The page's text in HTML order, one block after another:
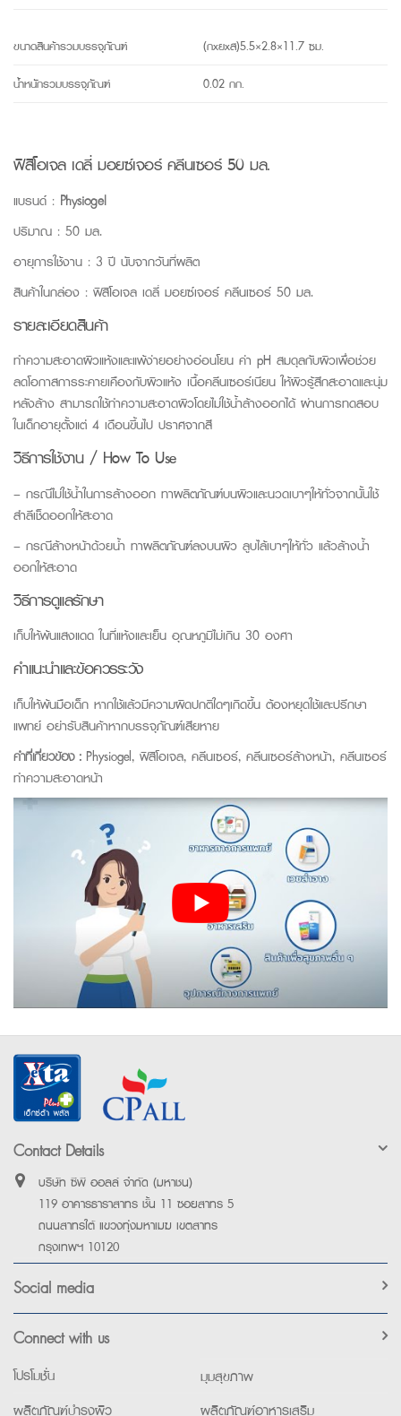
ขนาดสินค้ารวมบรรจุภัณฑ์
(กxยxส)5.5×2.8×11.7 ซม.
น้ำหนักรวมบรรจุภัณฑ์
0.02 กก.
ฟิสิโอเจล เดลี่ มอยซ์เจอร์ คลีนเซอร์ 50 มล.
แบรนด์ : Physiogel
ปริมาณ : 50 มล.
อายุการใช้งาน : 3 ปี นับจากวันที่ผลิต
สินค้าในกล่อง : ฟิสิโอเจล เดลี่ มอยซ์เจอร์ คลีนเซอร์ 50 มล.
รายละเอียดสินค้า
ทำความสะอาดผิวแห้งและแพ้ง่ายอย่างอ่อนโยน ค่า pH สมดุลกับผิวเพื่อช่วย
ลดโอกาสการระคายเคืองกับผิวแห้ง เนื้อคลีนเซอร์เนียน ให้ผิวรู้สึกสะอาดและนุ่ม
หลังล้าง สามารถใช้ทำความสะอาดผิวโดยไม่ใช้น้ำล้างออกได้ ผ่านการทดสอบ
ในเด็กอายุตั้งแต่ 4 เดือนขึ้นไป ปราศจากสี
วิธีการใช้งาน / How To Use
– กรณีไม่ใช้น้ำในการล้างออก ทาผลิตภัณฑ์บนผิวและนวดเบาๆให้ทั่วจากนั้นใช้
สำลีเช็ดออกให้สะอาด
– กรณีล้างหน้าด้วยน้ำ ทาผลิตภัณฑ์ลงบนผิว ลูบไล้เบาๆให้ทั่ว แล้วล้างน้ำ
ออกให้สะอาด
วิธีการดูแลรักษา
เก็บให้พ้นแสงแดด ในที่แห้งและเย็น อุณหภูมิไม่เกิน 30 องศา
คำแนะนำและข้อควรระวัง
เก็บให้พ้นมือเด็ก หากใช้แล้วมีความผิดปกติใดๆเกิดขึ้น ต้องหยุดใช้และปรึกษา
แพทย์ อย่ารับสินค้าหากบรรจุภัณฑ์เสียหาย
คำที่เกี่ยวข้อง : Physiogel, ฟิสิโอเจล, คลีนเซอร์, คลีนเซอร์ล้างหน้า, คลีนเซอร์
ทำความสะอาดหน้า
Contact Details
บริษัท ซีพี ออลล์ จำกัด (มหาชน)
119 อาคารธาราสาทร ชั้น 11 ซอยสาทร 5
ถนนสาทรใต้ แขวงทุ่งมหาเมฆ เขตสาทร
กรุงเทพฯ 10120
Social media
Connect with us
โปรโมชั่น
มุมสุขภาพ
ผลิตภัณฑ์บำรุงผิว
ผลิตภัณฑ์อาหารเสริม